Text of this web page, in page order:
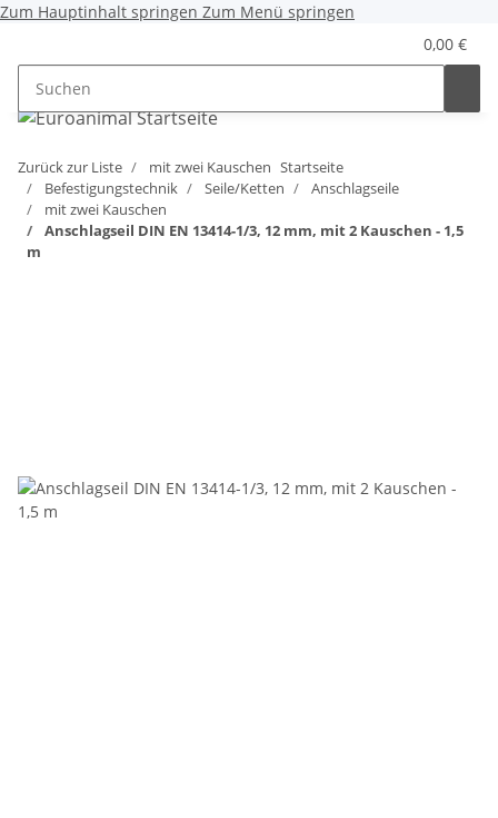
Zum Hauptinhalt springen Zum Menü springen
0,00 €
Zurück zur Liste mit zwei Kauschen Startseite
Befestigungstechnik
Seile/Ketten
Anschlagseile
mit zwei Kauschen
Anschlagseil DIN EN 13414-1/3, 12 mm, mit 2 Kauschen - 1,5
m